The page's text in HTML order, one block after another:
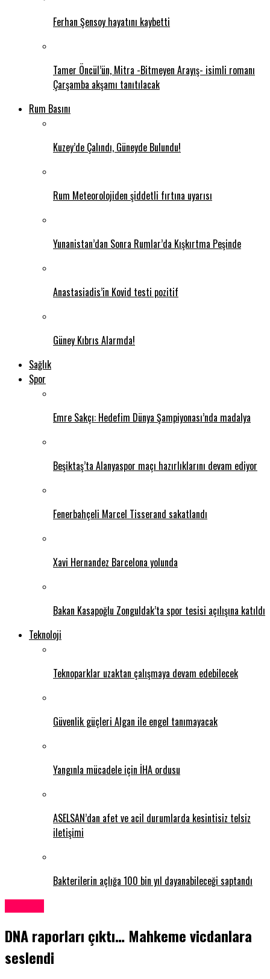
Ferhan Şensoy hayatını kaybetti
Tamer Öncül’ün, Mitra -Bitmeyen Arayış- isimli romanı
Çarşamba akşamı tanıtılacak
Rum Basını
Kuzey’de Çalındı, Güneyde Bulundu!
Rum Meteorolojiden şiddetli fırtına uyarısı
Yunanistan’dan Sonra Rumlar’da Kışkırtma Peşinde
Anastasiadis’in Kovid testi pozitif
Güney Kıbrıs Alarmda!
Sağlık
Spor
Emre Sakçı: Hedefim Dünya Şampiyonası’nda madalya
Beşiktaş’ta Alanyaspor maçı hazırlıklarını devam ediyor
Fenerbahçeli Marcel Tisserand sakatlandı
Xavi Hernandez Barcelona yolunda
Bakan Kasapoğlu Zonguldak’ta spor tesisi açılışına katıldı
Teknoloji
Teknoparklar uzaktan çalışmaya devam edebilecek
Güvenlik güçleri Algan ile engel tanımayacak
Yangınla mücadele için İHA ordusu
ASELSAN’dan afet ve acil durumlarda kesintisiz telsiz
iletişimi
Bakterilerin açlığa 100 bin yıl dayanabileceği saptandı
DNA raporları çıktı… Mahkeme vicdanlara
seslendi